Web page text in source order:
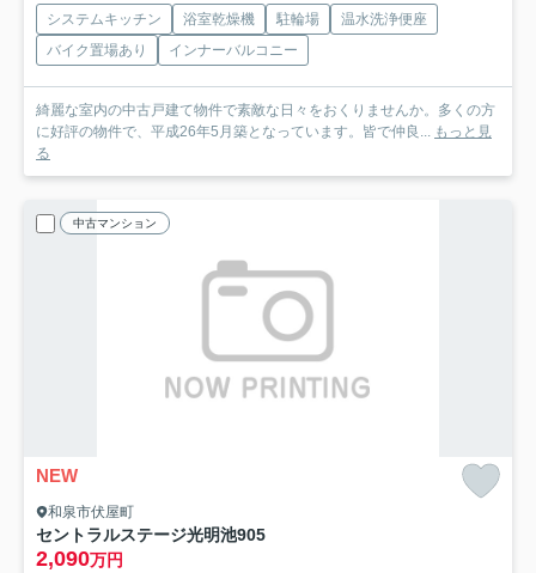
システムキッチン 浴室乾燥機 駐輪場
温水洗浄便座
バイク置場あり
インナーバルコニー
綺麗な室内の中古戸建て物件で素敵な日々をおくりませんか。多くの方
に好評の物件で、平成26年5月築となっています。皆で仲良... もっと見
る
中古マンション
NEW
和泉市伏屋町
セントラルステージ光明池905
2,090万円